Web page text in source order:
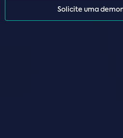
Solicite uma